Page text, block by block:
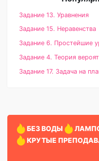
Задание 13. Уравнения
Задание 15. Неравенства
Задание 6. Простейшие
Задание 4. Теория
Задание 17. Задача на
БЕЗ ВОДЫ
КРУТЫЕ